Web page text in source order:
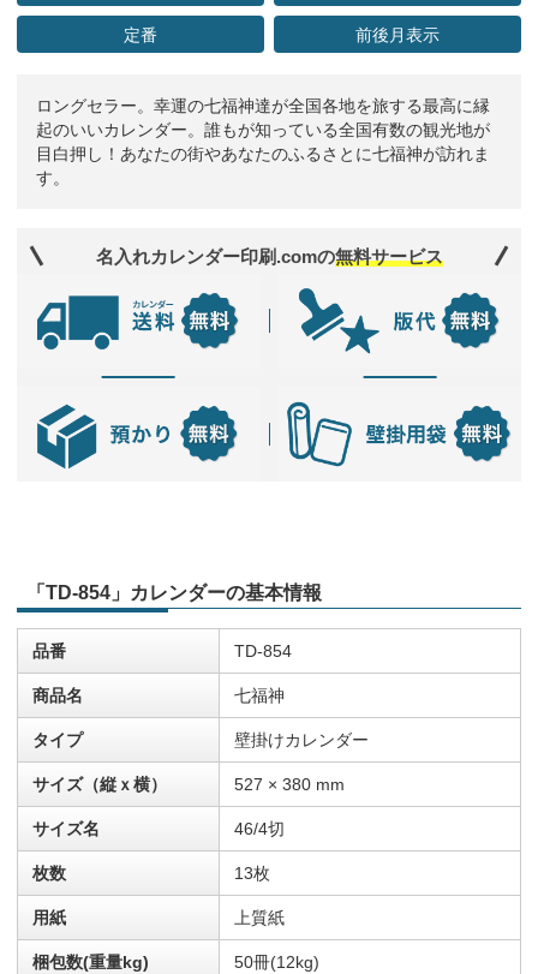
定番 前後月表示
ロングセラー。幸運の七福神達が全国各地を旅する最高に縁
起のいいカレンダー。誰もが知っている全国有数の観光地が
目白押し！あなたの街やあなたのふるさとに七福神が訪れま
す。
名入れカレンダー印刷.comの無料サービス
「TD-854」カレンダーの基本情報
品番 TD-854
商品名 七福神
タイプ 壁掛けカレンダー
サイズ（縦ｘ横） 527 × 380 mm
サイズ名 46/4切
枚数 13枚
用紙 上質紙
梱包数(重量kg) 50冊(12kg)